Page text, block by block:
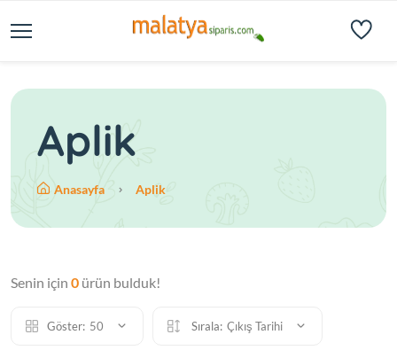
Aplik
Anasayfa Aplik
Senin için 0 ürün bulduk!
Göster: 50 Sırala: Çıkış Tarihi